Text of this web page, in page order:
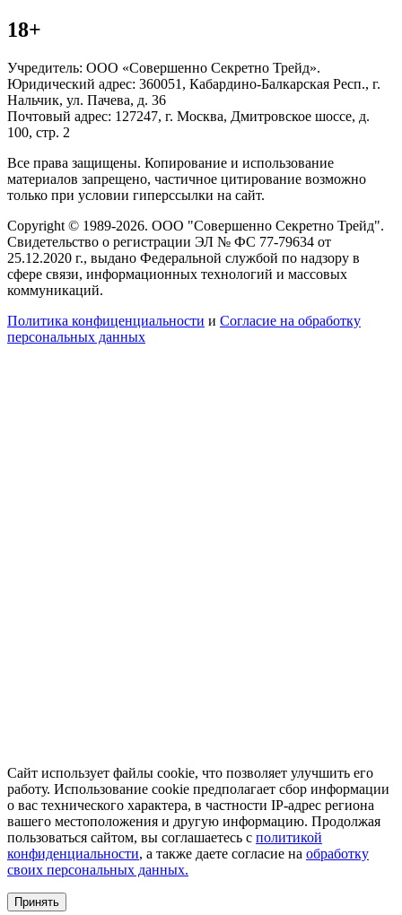
18+
Учредитель: ООО «Совершенно Секретно Трейд».
Юридический адрес: 360051, Кабардино-Балкарская Респ., г.
Нальчик, ул. Пачева, д. 36
Почтовый адрес: 127247, г. Москва, Дмитровское шоссе, д.
100, стр. 2
Все права защищены. Копирование и использование
материалов запрещено, частичное цитирование возможно
только при условии гиперссылки на сайт.
Copyright © 1989-2026. ООО "Совершенно Секретно Трейд".
Свидетельство о регистрации ЭЛ № ФС 77-79634 от
25.12.2020 г., выдано Федеральной службой по надзору в
сфере связи, информационных технологий и массовых
коммуникаций.
Политика конфиценциальности и Согласие на обработку
персональных данных
Сайт использует файлы cookie, что позволяет улучшить его
работу. Использование cookie предполагает сбор информации
о вас технического характера, в частности IP-адрес региона
вашего местоположения и другую информацию. Продолжая
пользоваться сайтом, вы соглашаетесь с политикой
конфиденциальности, а также даете согласие на обработку
своих персональных данных.
Принять